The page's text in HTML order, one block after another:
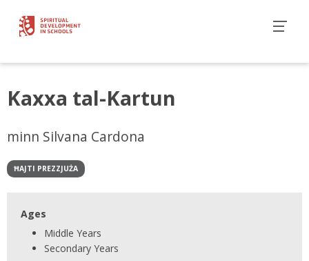
Kaxxa tal-Kartun
minn Silvana Cardona
ĦAJTI PREZZJUŻA
Ages
Middle Years
Secondary Years